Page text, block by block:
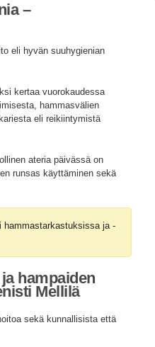
–
eli hyvän suuhygienian
kertaa vuorokaudessa
hammasvälien
eli reikiintymistä
ateria päivässä on
runsas käyttäminen sekä
hammastarkastuksissa ja -
hampaiden
Mellilä
sekä kunnallisista että